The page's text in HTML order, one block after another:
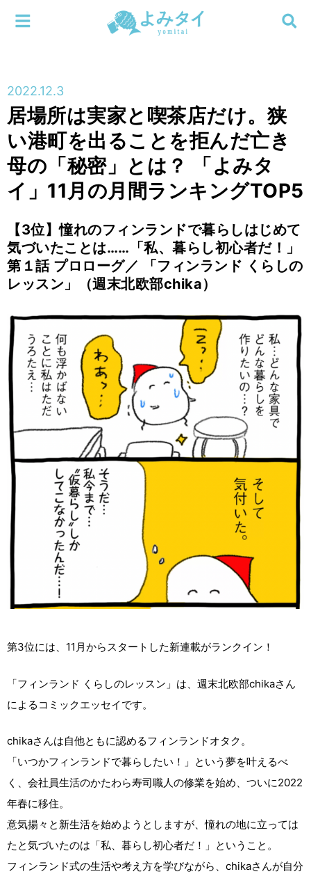
連載
新刊
特集
編集部
検索する
メニューを閉じる
2022.12.3
居場所は実家と喫茶店だけ。狭
い港町を出ることを拒んだ亡き
母の「秘密」とは？ 「よみタ
イ」11月の月間ランキングTOP5
【3位】憧れのフィンランドで暮らしはじめて
気づいたことは……「私、暮らし初心者だ！」
第１話 プロローグ／ 「フィンランド くらしの
レッスン」（週末北欧部chika）
第3位には、11月からスタートした新連載がランクイン！
「フィンランド くらしのレッスン」は、週末北欧部chikaさん
によるコミックエッセイです。
chikaさんは自他ともに認めるフィンランドオタク。
「いつかフィンランドで暮らしたい！」という夢を叶えるべ
く、会社員生活のかたわら寿司職人の修業を始め、ついに2022
年春に移住。
意気揚々と新生活を始めようとしますが、憧れの地に立っては
たと気づいたのは「私、暮らし初心者だ！」ということ。
フィンランド式の生活や考え方を学びながら、chikaさんが自分